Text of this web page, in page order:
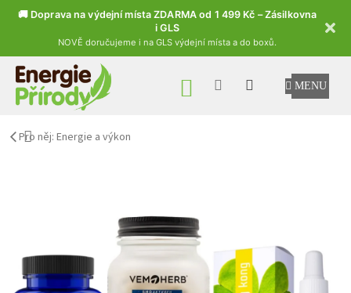
🚚 Doprava na výdejní místa ZDARMA od 1 499 Kč – Zásilkovna
i GLS
NOVĚ doručujeme i na GLS výdejní místa a do boxů.
Přejít na obsah
NÁKUPNÍ KOŠÍK
Pro něj: Energie a výkon